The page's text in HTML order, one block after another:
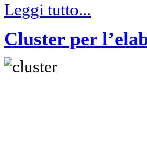
Leggi tutto...
Cluster per